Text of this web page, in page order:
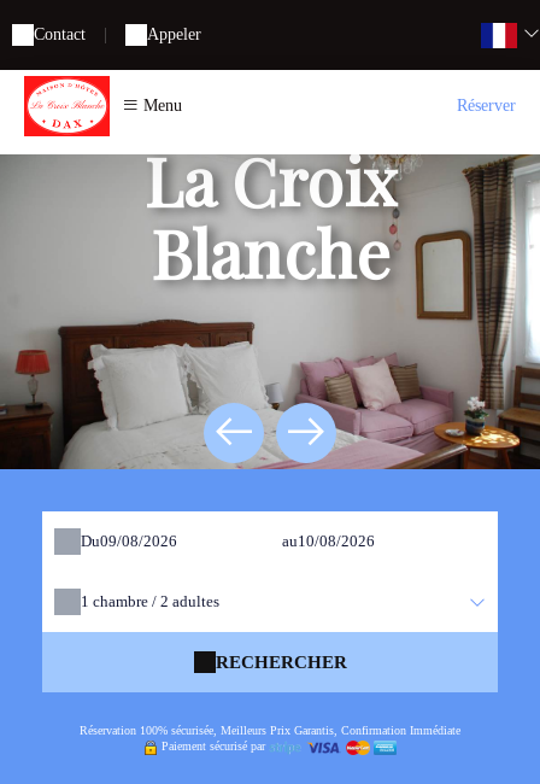
Contact Appeler
Menu Réserver
La Croix
Blanche
Du au
1 chambre / 2 adultes
RECHERCHER
Réservation 100% sécurisée, Meilleurs Prix Garantis, Confirmation Immédiate
Paiement sécurisé par